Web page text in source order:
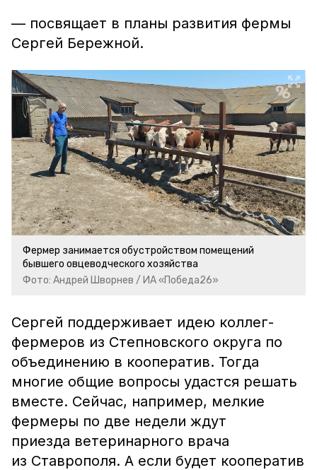
— посвящает в планы развития фермы
Сергей Бережной.
Фермер занимается обустройством помещений
бывшего овцеводческого хозяйства
Фото: Андрей Шворнев / ИА «Победа26»
Сергей поддерживает идею коллег-
фермеров из Степновского округа по
объединению в кооператив. Тогда
многие общие вопросы удастся решать
вместе. Сейчас, например, мелкие
фермеры по две недели ждут
приезда ветеринарного врача
из Ставрополя. А если будет кооператив